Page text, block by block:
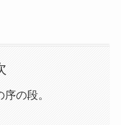
の段。